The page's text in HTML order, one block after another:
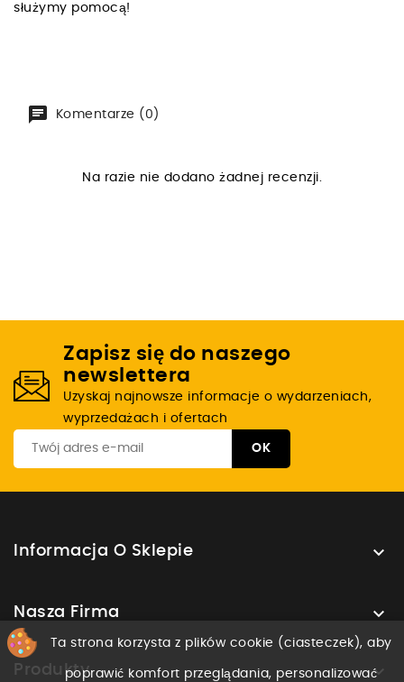
służymy pomocą!
Komentarze (0)
Na razie nie dodano żadnej recenzji.
Zapisz się do naszego
newslettera
Uzyskaj najnowsze informacje o wydarzeniach,
wyprzedażach i ofertach
Informacja O Sklepie 
Nasza Firma 
Produkty 
Ta strona korzysta z plików cookie (ciasteczek), aby
poprawić komfort przeglądania, personalizować